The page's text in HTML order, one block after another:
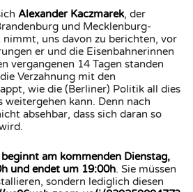
Alexander Kaczmarek, der
und Mecklenburg-
uns davon zu berichten, vor
er und die Eisenbahnerinnen
vergangenen 14 Tagen standen
Verzahnung mit den
wie die (Berliner) Politik all dies
kann. Denn nach
absehbar, dass sich daran so
am kommenden Dienstag,
und endet um 19:00h. Sie müssen
sondern lediglich diesen